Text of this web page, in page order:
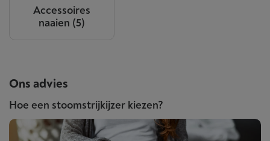
Accessoires
naaien (5)
Ons advies
Hoe een stoomstrijkijzer kiezen?